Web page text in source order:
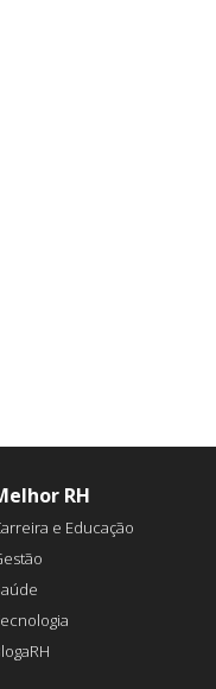
RH
e Educação